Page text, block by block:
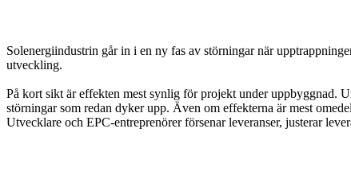
Solenergiindustrin går in i en ny fas av störningar när
utveckling.
På kort sikt är effekten mest synlig för projekt under uppbyggnad.
störningar som redan dyker upp. Även om effekterna är mest
Utvecklare och EPC-entreprenörer försenar leveranser, justerar